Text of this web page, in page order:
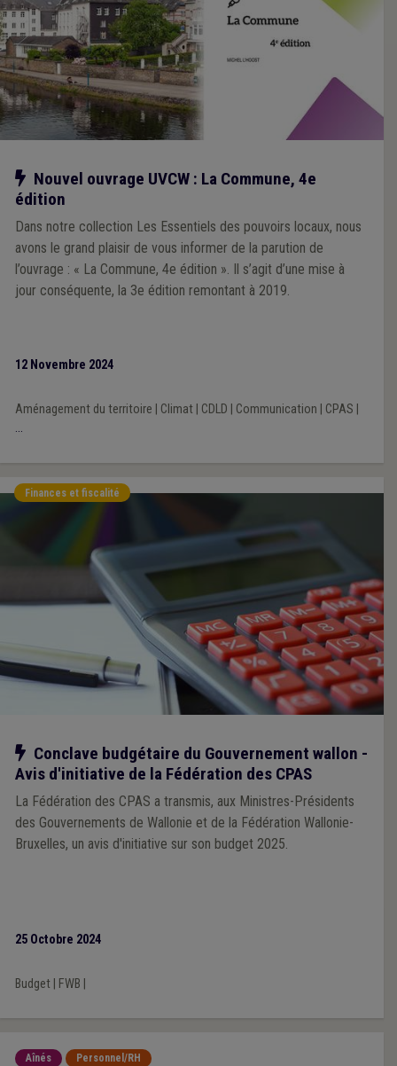
Notre action
Nouvel ouvrage UVCW : La Commune, 4e
édition
Dans notre collection Les Essentiels des pouvoirs locaux, nous
avons le grand plaisir de vous informer de la parution de
l’ouvrage : « La Commune, 4e édition ». Il s’agit d’une mise à
jour conséquente, la 3e édition remontant à 2019.
12 Novembre 2024
Aménagement du territoire Climat| CDLD Communication CPAS
...
Finances et fiscalité
Notre action
Conclave budgétaire du Gouvernement wallon -
Avis d'initiative de la Fédération des CPAS
La Fédération des CPAS a transmis, aux Ministres-Présidents
des Gouvernements de Wallonie et de la Fédération Wallonie-
Bruxelles, un avis d'initiative sur son budget 2025.
25 Octobre 2024
Budget| FWB
Aînés Personnel/RH